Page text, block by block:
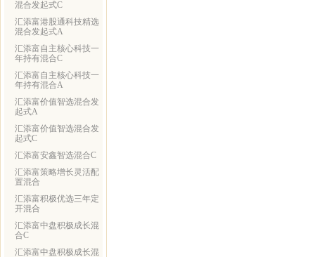
混合发起式C
汇添富港股通科技精选
混合发起式A
汇添富自主核心科技一
年持有混合C
汇添富自主核心科技一
年持有混合A
汇添富价值智选混合发
起式A
汇添富价值智选混合发
起式C
汇添富安鑫智选混合C
汇添富策略增长灵活配
置混合
汇添富积极优选三年定
开混合
汇添富中盘积极成长混
合C
汇添富中盘积极成长混